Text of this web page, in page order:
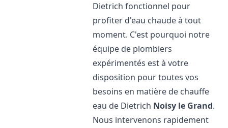
Dietrich fonctionnel pour
profiter d'eau chaude à tout
moment. C'est pourquoi notre
équipe de plombiers
expérimentés est à votre
disposition pour toutes vos
besoins en matière de chauffe
eau de Dietrich Noisy le Grand.
Nous intervenons rapidement